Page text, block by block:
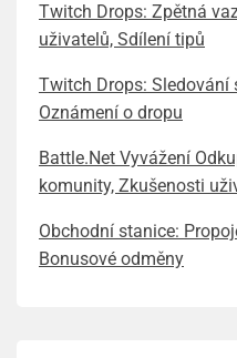
Twitch Drops: Zpětná
uživatelů, Sdílení tipů
Twitch Drops: Sledování
Oznámení o dropu
Battle.Net Vyvážení
komunity, Zkušenosti
Obchodní stanice:
Bonusové odměny